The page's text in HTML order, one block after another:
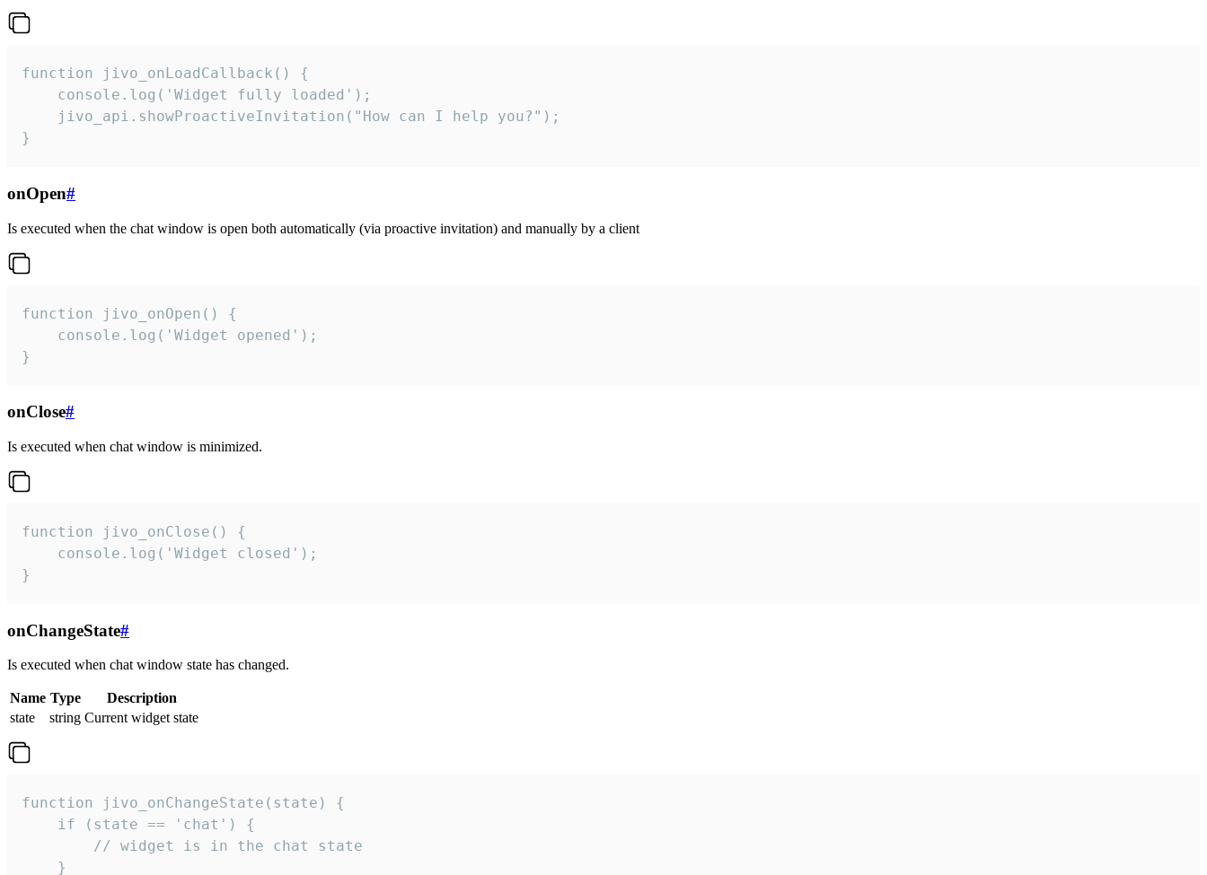
function jivo_onLoadCallback() {
    console.log('Widget fully loaded');
    jivo_api.showProactiveInvitation("How can I help you?");
}
onOpen#
Is executed when the chat window is open both automatically (via proactive invitation) and manually by a client
function jivo_onOpen() {
    console.log('Widget opened');
}
onClose#
Is executed when chat window is minimized.
function jivo_onClose() {
    console.log('Widget closed');
}
onChangeState#
Is executed when chat window state has changed.
Name Type
Description
state
string Current widget state
function jivo_onChangeState(state) {
    if (state == 'chat') {
        // widget is in the chat state
    }